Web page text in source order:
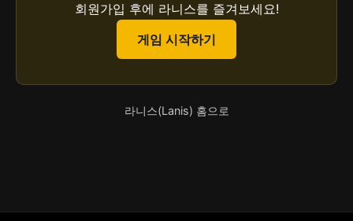
회원가입 후에 라니스를 즐겨보세요!
게임 시작하기
라니스(Lanis) 홈으로